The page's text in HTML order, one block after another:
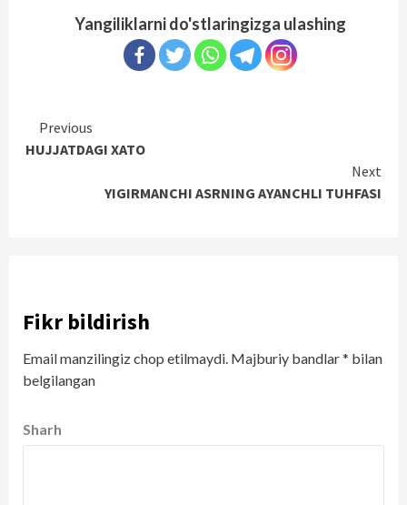
Yangiliklarni do'stlaringizga ulashing
Continue
Reading
Previous
HUJJATDAGI XATO
Next
YIGIRMANCHI ASRNING AYANCHLI TUHFASI
Fikr bildirish
Email manzilingiz chop etilmaydi. Majburiy bandlar* bilan
belgilangan
Sharh